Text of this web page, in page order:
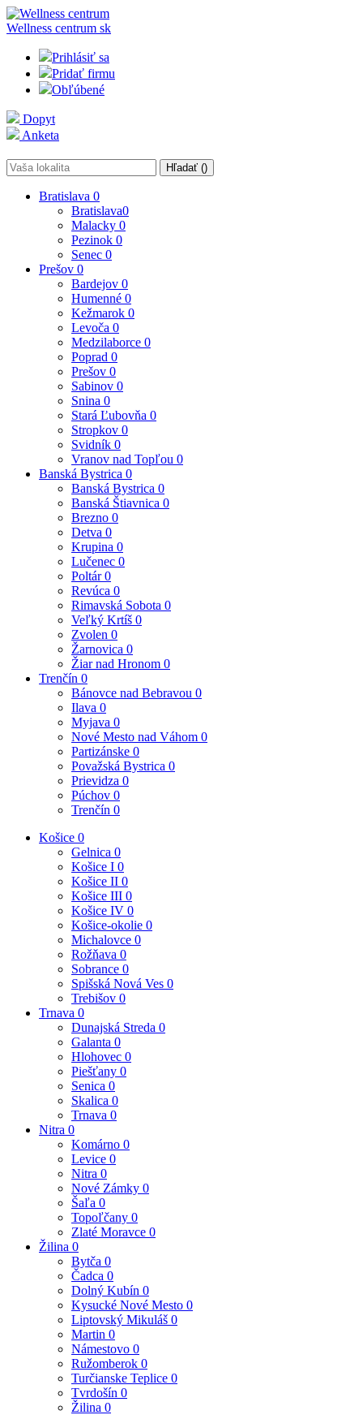
Wellness centrum sk
Prihlásiť sa
Pridať firmu
Obľúbené
Dopyt
Anketa
Hľadať ()
Bratislava 0
Bratislava0
Malacky 0
Pezinok 0
Senec 0
Prešov 0
Bardejov 0
Humenné 0
Kežmarok 0
Levoča 0
Medzilaborce 0
Poprad 0
Prešov 0
Sabinov 0
Snina 0
Stará Ľubovňa 0
Stropkov 0
Svidník 0
Vranov nad Topľou 0
Banská Bystrica 0
Banská Bystrica 0
Banská Štiavnica 0
Brezno 0
Detva 0
Krupina 0
Lučenec 0
Poltár0
Revúca 0
Rimavská Sobota 0
Veľký Krtíš 0
Zvolen 0
Žarnovica 0
Žiar nad Hronom 0
Trenčín 0
Bánovce nad Bebravou 0
Ilava 0
Myjava 0
Nové Mesto nad Váhom 0
Partizánske 0
Považská Bystrica 0
Prievidza 0
Púchov 0
Trenčín 0
Košice 0
Gelnica 0
Košice I 0
Košice II 0
Košice III 0
Košice IV 0
Košice-okolie 0
Michalovce 0
Rožňava 0
Sobrance 0
Spišská Nová Ves 0
Trebišov 0
Trnava 0
Dunajská Streda 0
Galanta 0
Hlohovec 0
Piešťany 0
Senica 0
Skalica 0
Trnava 0
Nitra 0
Komárno 0
Levice 0
Nitra 0
Nové Zámky 0
Šaľa 0
Topoľčany 0
Zlaté Moravce 0
Žilina 0
Bytča 0
Čadca 0
Dolný Kubín 0
Kysucké Nové Mesto 0
Liptovský Mikuláš 0
Martin 0
Námestovo 0
Ružomberok 0
Turčianske Teplice 0
Tvrdošín 0
Žilina 0